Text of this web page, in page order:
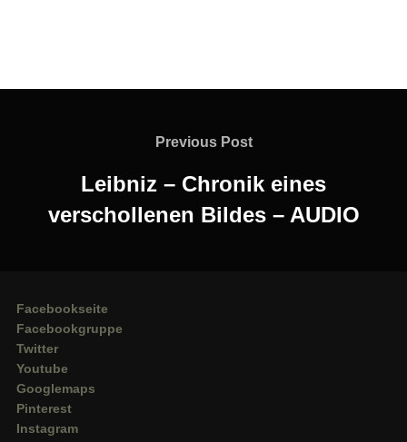
Previous
Previous Post
Leibniz – Chronik eines
verschollenen Bildes – AUDIO
Facebookseite
Facebookgruppe
Twitter
Youtube
Googlemaps
Pinterest
Instagram